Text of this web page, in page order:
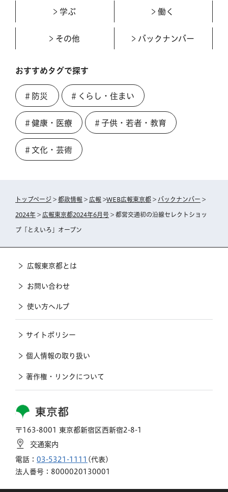
学ぶ 働く
その他 バックナンバー
おすすめタグで探す
＃防災 ＃くらし・住まい
＃健康・医療 ＃子供・若者・教育
＃文化・芸術
トップページ > 都政情報 > 広報 >WEB広報東京都 > バックナンバー >
2024年 > 広報東京都2024年6月号 > 都営交通初の沿線セレクトショッ
プ「とえいろ」オープン
東京都
〒163-8001 東京都新宿区西新宿2-8-1
交通案内
電話： 03-5321-1111 (代表)
法人番号：8000020130001
広報東京都とは
お問い合わせ
使い方ヘルプ
サイトポリシー
個人情報の取り扱い
著作権・リンクについて